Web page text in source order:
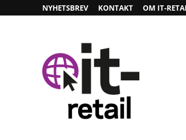
NYHETSBREV KONTAKT OM IT-